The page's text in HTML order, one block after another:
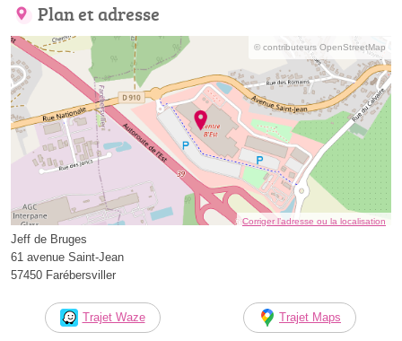
Plan et adresse
© contributeurs OpenStreetMap
Corriger l’adresse ou la localisation
Jeff de Bruges
61 avenue Saint-Jean
57450 Farébersviller
Trajet Waze Trajet Maps